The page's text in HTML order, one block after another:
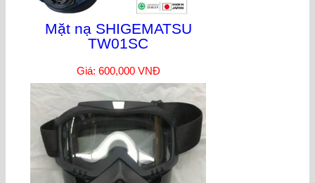
Mặt nạ SHIGEMATSU
TW01SC
Giá: 600,000 VNĐ